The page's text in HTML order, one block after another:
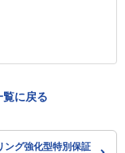
覧に戻る
ング強化型特別保証